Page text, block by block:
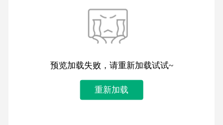
预览加载失败，请重新加载试试~
重新加载